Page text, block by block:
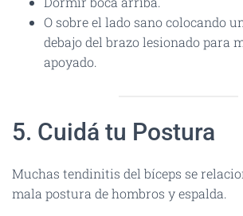
O sobre el lado sano colocando
debajo del brazo lesionado para
apoyado.
5. Cuidá tu Postura
Muchas tendinitis del bíceps se
mala postura de hombros y espalda.